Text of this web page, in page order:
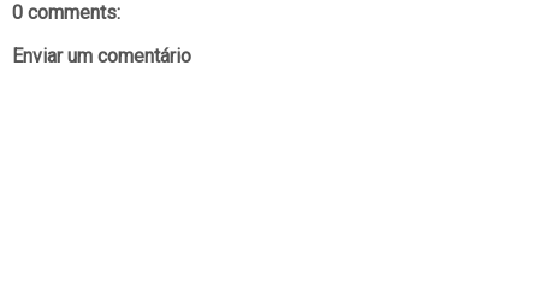
0 comments:
Enviar um comentário